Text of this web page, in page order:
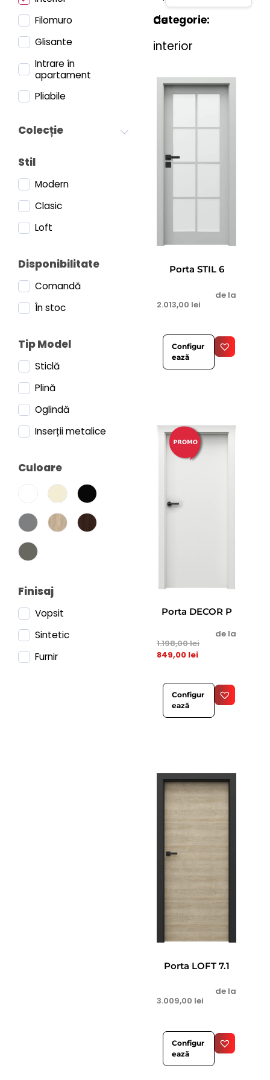
Filomuro
Glisante
Intrare în
apartament
Pliabile
Colecție
Stil
Modern
Clasic
Loft
Disponibilitate
Comandă
În stoc
Tip Model
Sticlă
Plină
Oglindă
Inserții metalice
Culoare
Finisaj
Vopsit
Sintetic
Furnir
Categorie:
de
interior
Porta STIL 6
de la
2.013,00 lei
Configur
ează
Porta DECOR P
de la
1.198,00lei
849,00 lei
Configur
ează
Porta LOFT 7.1
de la
3.009,00 lei
Configur
ează